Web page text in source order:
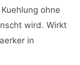
ohne
wird. Wirkt
in